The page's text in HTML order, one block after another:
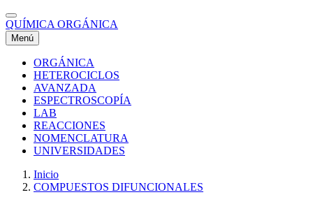
Pasar
al
contenido
principal
QUÍMICA ORGÁNICA
Menú
Menú
Superior
ORGÁNICA
HETEROCICLOS
AVANZADA
ESPECTROSCOPÍA
LAB
REACCIONES
NOMENCLATURA
UNIVERSIDADES
Ruta
Inicio
COMPUESTOS DIFUNCIONALES